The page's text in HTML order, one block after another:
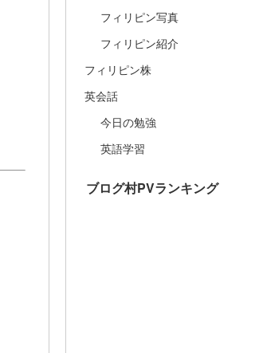
フィリピン写真
フィリピン紹介
フィリピン株
英会話
今日の勉強
英語学習
ブログ村PVランキング